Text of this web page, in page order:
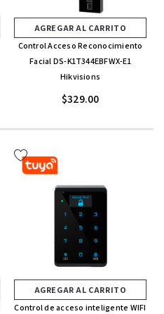
AGREGAR AL CARRITO
Control Acceso Reconocimiento
Facial DS-K1T344EBFWX-E1
Hikvisions
$329.00
AGREGAR AL CARRITO
Control de acceso inteligente WIFI